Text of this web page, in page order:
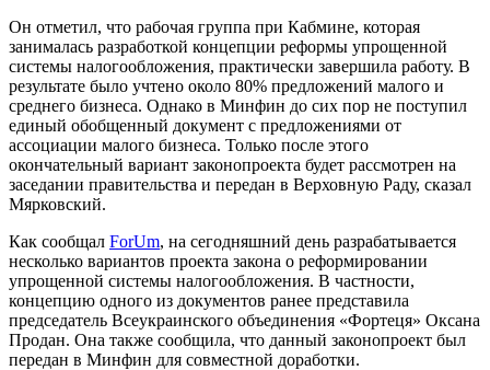
Он отметил, что рабочая группа при Кабмине, которая
занималась разработкой концепции реформы упрощенной
системы налогообложения, практически завершила работу. В
результате было учтено около 80% предложений малого и
среднего бизнеса. Однако в Минфин до сих пор не поступил
единый обобщенный документ с предложениями от
ассоциации малого бизнеса. Только после этого
окончательный вариант законопроекта будет рассмотрен на
заседании правительства и передан в Верховную Раду, сказал
Мярковский.
Как сообщал ForUm, на сегодняшний день разрабатывается
несколько вариантов проекта закона о реформировании
упрощенной системы налогообложения. В частности,
концепцию одного из документов ранее представила
председатель Всеукраинского объединения «Фортеця» Оксана
Продан. Она также сообщила, что данный законопроект был
передан в Минфин для совместной доработки.